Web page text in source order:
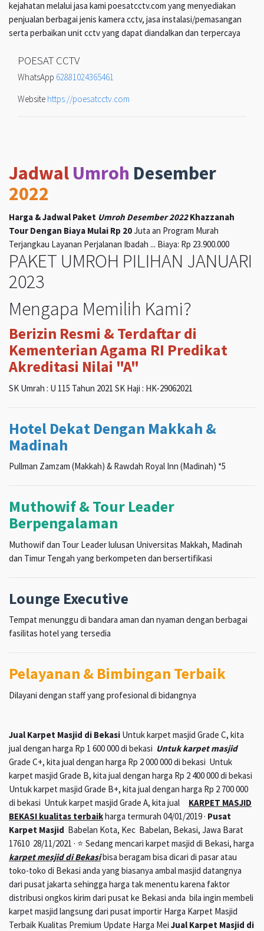
kejahatan melalui jasa kami poesatcctv.com yang menyediakan
penjualan berbagai jenis kamera cctv, jasa instalasi/pemasangan
serta perbaikan unit cctv yang dapat diandalkan dan terpercaya
POESAT CCTV
WhatsApp 62881024365461
Website https://poesatcctv.com
Jadwal Umroh Desember
2022
Harga & Jadwal Paket Umroh Desember 2022Khazzanah
Tour Dengan Biaya Mulai Rp 20Juta an Program Murah
Terjangkau Layanan Perjalanan Ibadah ... Biaya: Rp 23.900.000
PAKET UMROH PILIHAN JANUARI
2023
Mengapa Memilih Kami?
Berizin Resmi & Terdaftar di
Kementerian Agama RI Predikat
Akreditasi Nilai "A"
SK Umrah : U 115 Tahun 2021 SK Haji : HK-29062021
Hotel Dekat Dengan Makkah &
Madinah
Pullman Zamzam (Makkah) & Rawdah Royal Inn (Madinah) *5
Muthowif & Tour Leader
Berpengalaman
Muthowif dan Tour Leader lulusan Universitas Makkah, Madinah
dan Timur Tengah yang berkompeten dan bersertifikasi
Lounge Executive
Tempat menunggu di bandara aman dan nyaman dengan berbagai
fasilitas hotel yang tersedia
Pelayanan & Bimbingan Terbaik
Dilayani dengan staff yang profesional di bidangnya
Jual Karpet Masjid di Bekasi Untuk karpet masjid Grade C, kita
jual dengan harga Rp 1 600 000 di bekasi Untuk karpet masjid
Grade C+, kita jual dengan harga Rp 2 000 000 di bekasi Untuk
karpet masjid Grade B, kita jual dengan harga Rp 2 400 000 di bekasi
Untuk karpet masjid Grade B+, kita jual dengan harga Rp 2 700 000
di bekasi Untuk karpet masjid Grade A, kita jual KARPET MASJID
BEKASI kualitas terbaikharga termurah 04/01/2019 · Pusat
Karpet Masjid Babelan Kota, Kec Babelan, Bekasi, Jawa Barat
17610 28/11/2021 · ⭐ Sedang mencari karpet masjid di Bekasi, harga
karpet mesjid di Bekasibisa beragam bisa dicari di pasar atau
toko-toko di Bekasi anda yang biasanya ambal masjid datangnya
dari pusat jakarta sehingga harga tak menentu karena faktor
distribusi ongkos kirim dari pusat ke Bekasi anda bila ingin membeli
karpet masjid langsung dari pusat importir Harga Karpet Masjid
Terbaik Kualitas Premium Update Harga Mei Jual Karpet Masjid di